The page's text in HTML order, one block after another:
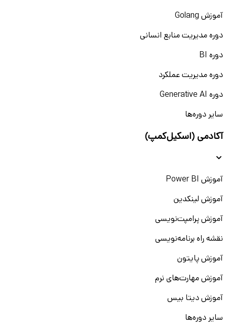
آموزش Golang
دوره مدیریت منابع انسانی
دوره BI
دوره مدیریت عملکرد
دوره Generative AI
سایر دوره‌ها
آکادمی (اسکیل‌کمپ)
آموزش Power BI
آموزش لینکدین
آموزش پرامپت‌نویسی
نقشه راه برنامه‌نویسی
آموزش پایتون
آموزش مهارت‌های نرم
آموزش دیتا بیس
سایر دوره‌ها